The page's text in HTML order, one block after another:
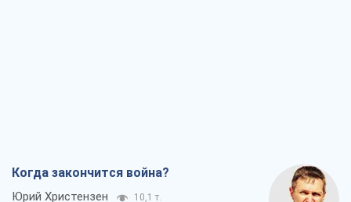
Когда закончится война?
Юрий Христензен 10,1 т.